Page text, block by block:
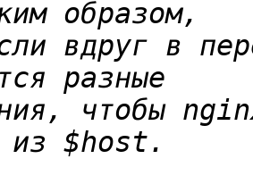
вдруг в
чтобы